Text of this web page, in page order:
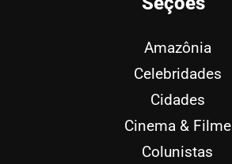
Amazônia
Celebridades
Cidades
Cinema & Filme
Colunistas